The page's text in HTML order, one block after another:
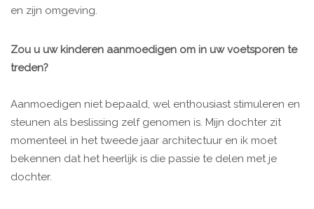
en zijn omgeving.
Zou u uw kinderen aanmoedigen om in uw voetsporen te
treden?
Aanmoedigen niet bepaald, wel enthousiast stimuleren en
steunen als beslissing zelf genomen is. Mijn dochter zit
momenteel in het tweede jaar architectuur en ik moet
bekennen dat het heerlijk is die passie te delen met je
dochter.